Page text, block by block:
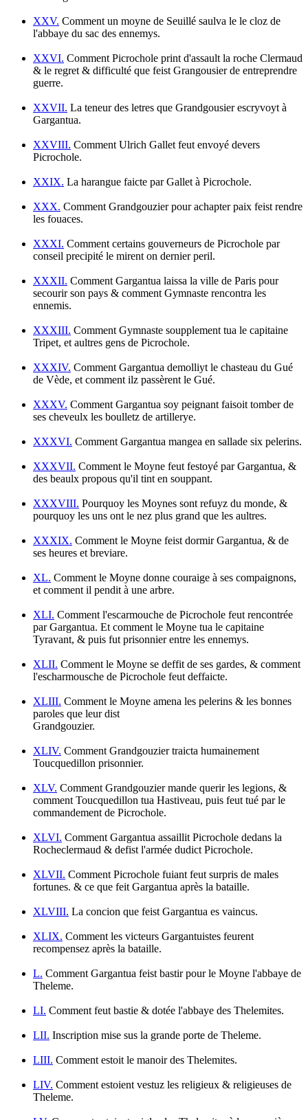
XXV. Comment un moyne de Seuillé saulva le le cloz de
l'abbaye du sac des ennemys.
XXVI. Comment Picrochole print d'assault la roche Clermaud
& le regret & difficulté que feist Grangousier de entreprendre
guerre.
XXVII. La teneur des letres que Grandgousier escryvoyt à
Gargantua.
XXVIII. Comment Ulrich Gallet feut envoyé devers
Picrochole.
XXIX. La harangue faicte par Gallet à Picrochole.
XXX. Comment Grandgouzier pour achapter paix feist rendre
les fouaces.
XXXI. Comment certains gouverneurs de Picrochole par
conseil precipité le mirent on dernier peril.
XXXII. Comment Gargantua laissa la ville de Paris pour
secourir son pays & comment Gymnaste rencontra les
ennemis.
XXXIII. Comment Gymnaste soupplement tua le capitaine
Tripet, et aultres gens de Picrochole.
XXXIV. Comment Gargantua demolliyt le chasteau du Gué
de Vède, et comment ilz passèrent le Gué.
XXXV. Comment Gargantua soy peignant faisoit tomber de
ses cheveulx les boulletz de artillerye.
XXXVI. Comment Gargantua mangea en sallade six pelerins.
XXXVII. Comment le Moyne feut festoyé par Gargantua, &
des beaulx propous qu'il tint en souppant.
XXXVIII. Pourquoy les Moynes sont refuyz du monde, &
pourquoy les uns ont le nez plus grand que les aultres.
XXXIX. Comment le Moyne feist dormir Gargantua, & de
ses heures et breviare.
XL. Comment le Moyne donne couraige à ses compaignons,
et comment il pendit à une arbre.
XLI. Comment l'escarmouche de Picrochole feut rencontrée
par Gargantua. Et comment le Moyne tua le capitaine
Tyravant, & puis fut prisonnier entre les ennemys.
XLII. Comment le Moyne se deffit de ses gardes, & comment
l'escharmousche de Picrochole feut deffaicte.
XLIII. Comment le Moyne amena les pelerins & les bonnes
paroles que leur dist
Grandgouzier.
XLIV. Comment Grandgouzier traicta humainement
Toucquedillon prisonnier.
XLV. Comment Grandgouzier mande querir les legions, &
comment Toucquedillon tua Hastiveau, puis feut tué par le
commandement de Picrochole.
XLVI. Comment Gargantua assaillit Picrochole dedans la
Rocheclermaud & defist l'armée dudict Picrochole.
XLVII. Comment Picrochole fuiant feut surpris de males
fortunes. & ce que feit Gargantua après la bataille.
XLVIII. La concion que feist Gargantua es vaincus.
XLIX. Comment les victeurs Gargantuistes feurent
recompensez après la bataille.
L. Comment Gargantua feist bastir pour le Moyne l'abbaye de
Theleme.
LI. Comment feut bastie & dotée l'abbaye des Thelemites.
LII. Inscription mise sus la grande porte de Theleme.
LIII. Comment estoit le manoir des Thelemites.
LIV. Comment estoient vestuz les religieux & religieuses de
Theleme.